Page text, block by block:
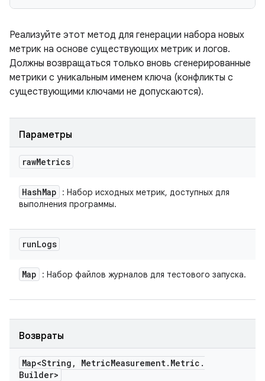
Реализуйте этот метод для генерации набора новых
метрик на основе существующих метрик и логов.
Должны возвращаться только вновь сгенерированные
метрики с уникальным именем ключа (конфликты с
существующими ключами не допускаются).
Параметры
rawMetrics
HashMap
: Набор исходных метрик, доступных для
выполнения программы.
runLogs
Map : Набор файлов журналов для тестового запуска.
Возвраты
Map<String , MetricMeasurement. Metric .
Builder>